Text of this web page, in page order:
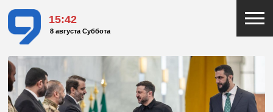
15:42
8 августа Суббота